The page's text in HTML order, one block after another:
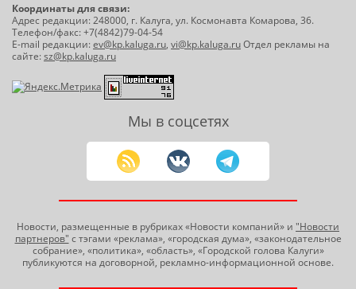
Координаты для связи:
Адрес редакции: 248000, г. Калуга, ул. Космонавта Комарова, 36.
Телефон/факс: +7(4842)79-04-54
E-mail редакции:ev@kp.kaluga.ru, vi@kp.kaluga.ruОтдел рекламы на
сайте:sz@kp.kaluga.ru
Мы в соцсетях
Новости, размещенные в рубриках «Новости компаний» и "Новости
партнеров" с тэгами «реклама», «городская дума», «законодательное
собрание», «политика», «область», «Городской голова Калуги»
публикуются на договорной, рекламно-информационной основе.